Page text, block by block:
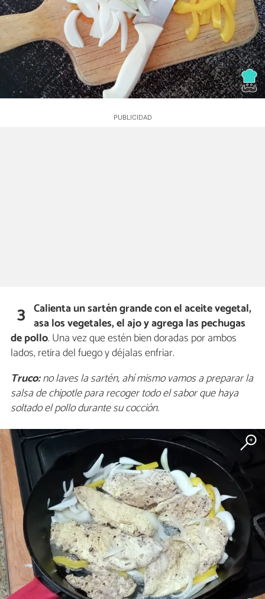
3 Calienta un sartén grande con el aceite vegetal,
asa los vegetales, el ajo y agrega las pechugas
de pollo. Una vez que estén bien doradas por ambos
lados, retira del fuego y déjalas enfriar.
Truco:no laves la sartén, ahí mismo vamos a preparar la
salsa de chipotle para recoger todo el sabor que haya
soltado el pollo durante su cocción.